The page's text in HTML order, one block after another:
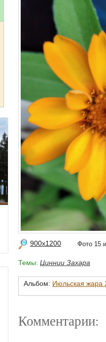
900x1200 Фото
Темы: Циннии Захара
Альбом: Июльская жара
Комментарии: